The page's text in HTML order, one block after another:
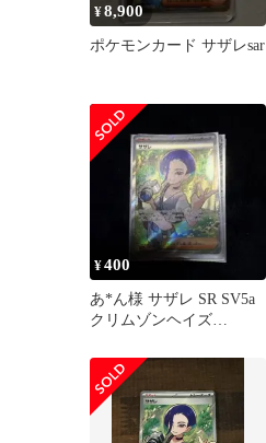
¥8,900
ポケモンカード サザレsar
¥400
あ*ん様 サザレ SR SV5a
クリムゾンヘイズ